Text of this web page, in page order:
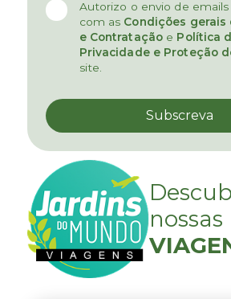
Autorizo o envio de
com as Condições
e Contratação e Política
Privacidade e Proteção
site.
nossas